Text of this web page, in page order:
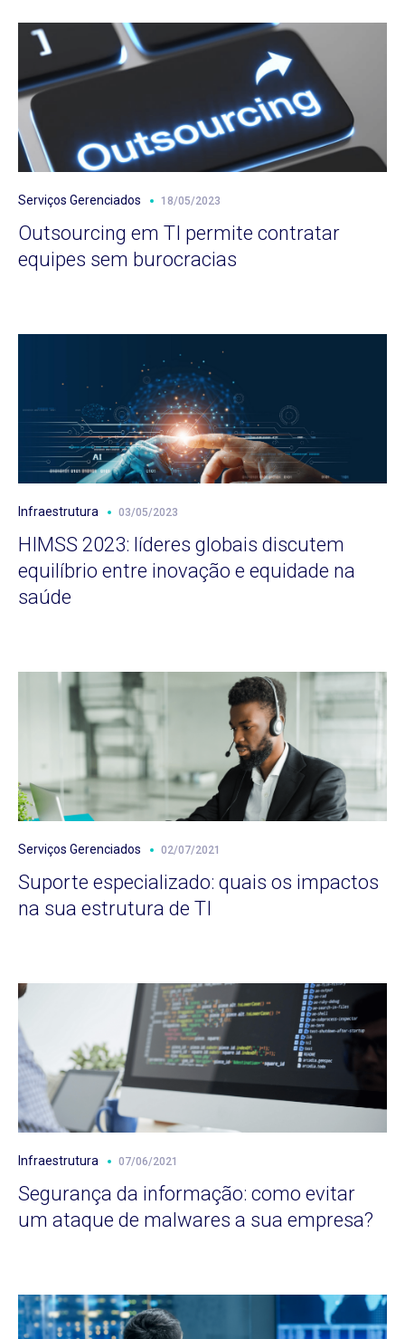
Serviços Gerenciados 18/05/2023
Outsourcing em TI permite contratar
equipes sem burocracias
Infraestrutura 03/05/2023
HIMSS 2023: líderes globais discutem
equilíbrio entre inovação e equidade na
saúde
Serviços Gerenciados 02/07/2021
Suporte especializado: quais os impactos
na sua estrutura de TI
Infraestrutura 07/06/2021
Segurança da informação: como evitar
um ataque de malwares a sua empresa?